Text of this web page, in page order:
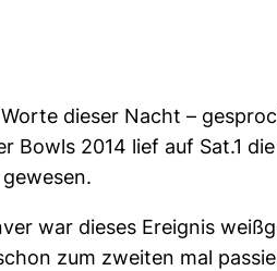
dieser Nacht –
Bowls 2014 lief auf Sat.1
war dieses Ereignis
zum zweiten mal